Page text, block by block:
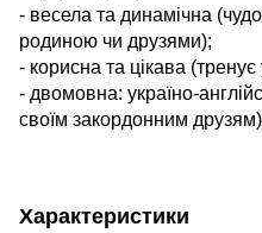
- весела та динамічна
родиною чи друзями);
- корисна та цікава (тренує
- двомовна: україно-
своїм закордонним
Характеристики